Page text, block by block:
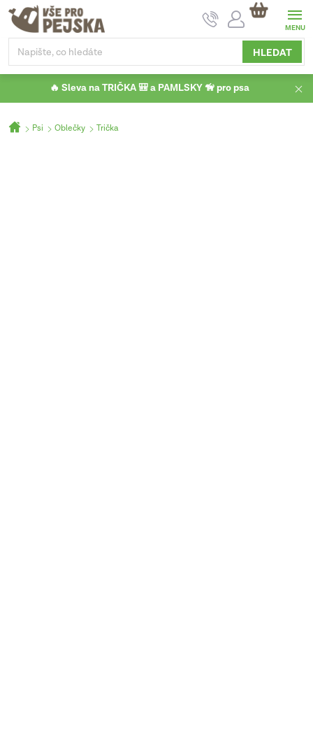
Přejít
obsah
HLEDAT
NÁKUPNÍ
KOŠÍK
🔥 Sleva na TRIČKA 🎒 a PAMLSKY 🦮 pro psa
Domů
Psi Oblečky Trička